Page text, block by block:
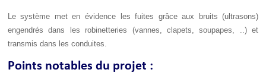
Le système met en évidence les fuites grâce aux bruits (ultrasons)
engendrés dans les robinetteries (vannes, clapets, soupapes, ..) et
transmis dans les conduites.
Points notables du projet :